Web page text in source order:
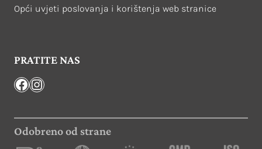
Opći uvjeti poslovanja i korištenja web stranice
PRATITE NAS
Facebook
Instagram
Odobreno od strane